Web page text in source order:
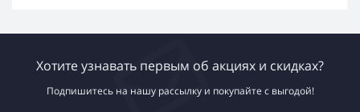
Хотите узнавать первым об акциях и скидках?
Подпишитесь на нашу рассылку и покупайте с выгодой!